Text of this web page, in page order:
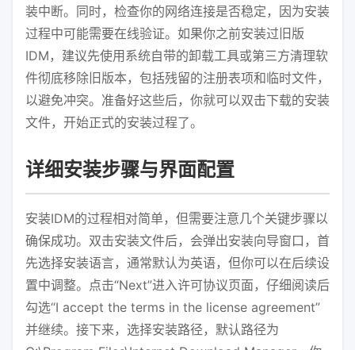
装中断。同时，检查你的网络连接是否稳定，因为安装
过程中可能需要在线验证。如果你之前安装过旧版
IDM，建议先使用系统自带的卸载工具或第三方清理软
件彻底移除旧版本，包括残留的注册表项和临时文件，
以避免冲突。准备好这些后，你就可以双击下载的安装
文件，开始正式的安装过程了。
详细安装步骤与界面配置
安装IDM的过程相对简单，但需要注意几个关键步骤以
确保成功。双击安装文件后，会弹出安装向导窗口，首
先选择安装语言，通常默认为英语，但你可以在后续设
置中调整。点击“Next”进入许可协议页面，仔细阅读后
勾选“I accept the terms in the license agreement”
并继续。接下来，选择安装路径，默认路径为